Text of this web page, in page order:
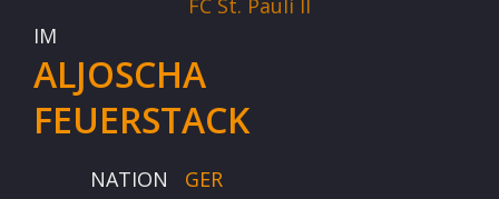
FC St. Pauli II
IM
ALJOSCHA
FEUERSTACK
NATION
GER